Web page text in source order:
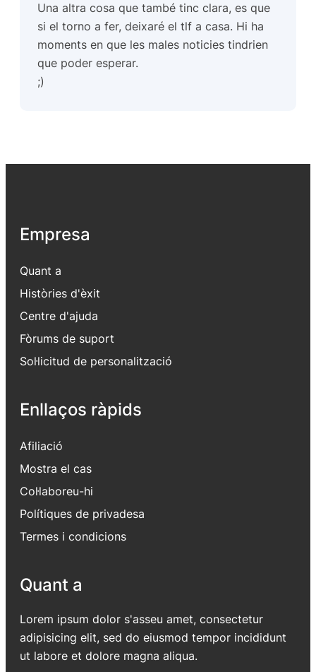
Una altra cosa que també tinc clara, es que
si el torno a fer, deixaré el tlf a casa. Hi ha
moments en que les males noticies tindrien
que poder esperar.
;)
Empresa
Quant a
Històries d'èxit
Centre d'ajuda
Fòrums de suport
Sol·licitud de personalització
Enllaços ràpids
Afiliació
Mostra el cas
Col·laboreu-hi
Polítiques de privadesa
Termes i condicions
Quant a
Lorem ipsum dolor s'asseu amet, consectetur
adipisicing elit, sed do eiusmod tempor incididunt
ut labore et dolore magna aliqua.